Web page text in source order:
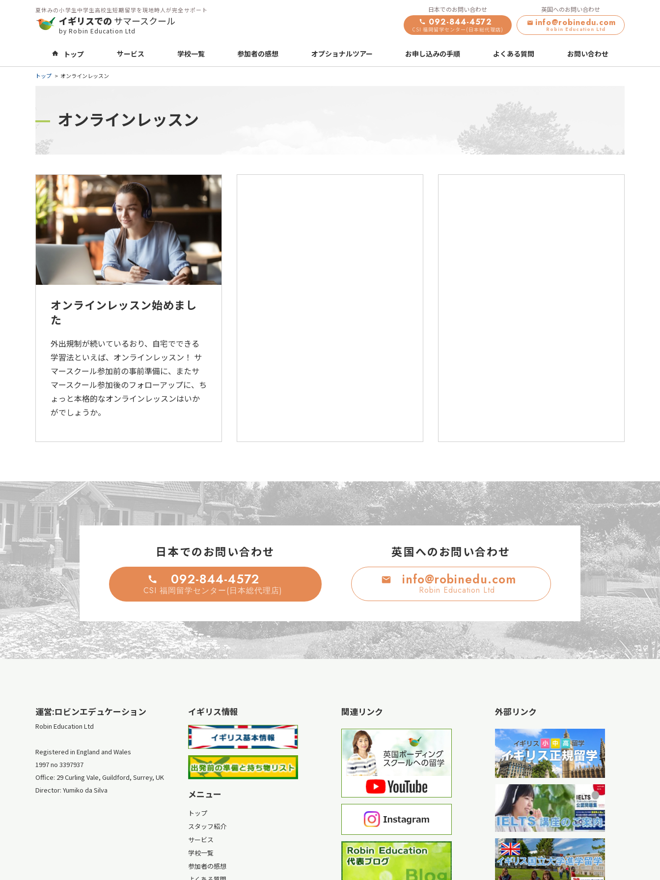
夏休みの小学生中学生高校生短期留学を現地時人が完全サポート
イギリスでの サマースクール
by Robin Education Ltd
日本でのお問い合わせ
092-844-4572
CSI 福岡留学センター(日本総代理店)
英国へのお問い合わせ
info@robinedu.com
Robin Education Ltd
トップ サービス 学校一覧 参加者の感想 オプショナルツアー お申し込みの手順 よくある質問 お問い合わせ
トップ オンラインレッスン
オンラインレッスン
オンラインレッスン始めまし
た
外出規制が続いているおり、自宅でできる
学習法といえば、オンラインレッスン！ サ
マースクール参加前の事前準備に、またサ
マースクール参加後のフォローアップに、ち
ょっと本格的なオンラインレッスンはいか
がでしょうか。
日本でのお問い合わせ
092-844-4572
CSI 福岡留学センター(日本総代理店)
英国へのお問い合わせ
info@robinedu.com
Robin Education Ltd
運営:ロビンエデュケーション
Robin Education Ltd
Registered in England and Wales
1997 no 3397937
Office: 29 Curling Vale, Guildford, Surrey, UK
Director: Yumiko da Silva
イギリス情報
メニュー
トップ
スタッフ紹介
サービス
学校一覧
参加者の感想
関連リンク 外部リンク